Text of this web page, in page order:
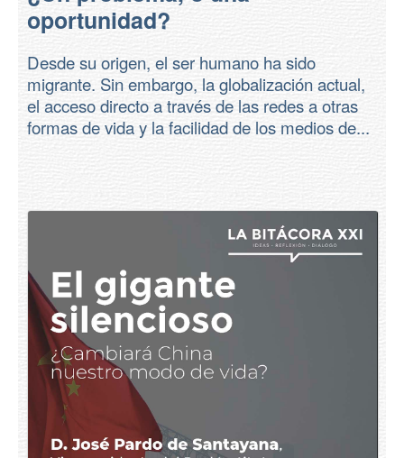
oportunidad?
Desde su origen, el ser humano ha sido
migrante. Sin embargo, la globalización actual,
el acceso directo a través de las redes a otras
formas de vida y la facilidad de los medios de...